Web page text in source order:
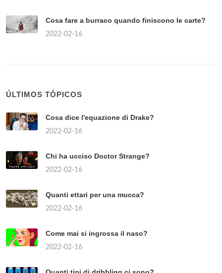
Cosa fare a burraco quando finiscono le carte?
2022-02-16
ÚLTIMOS TÓPICOS
Cosa dice l'equazione di Drake?
2022-02-16
Chi ha ucciso Doctor Strange?
2022-02-16
Quanti ettari per una mucca?
2022-02-16
Come mai si ingrossa il naso?
2022-02-16